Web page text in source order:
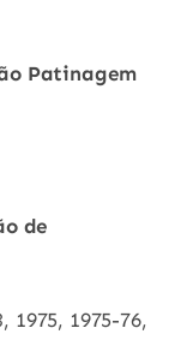
Patinagem
de
1975, 1975-76,